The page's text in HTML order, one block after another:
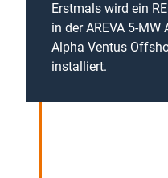
Erstmals wird ein
in der AREVA 5-
Alpha Ventus
installiert.